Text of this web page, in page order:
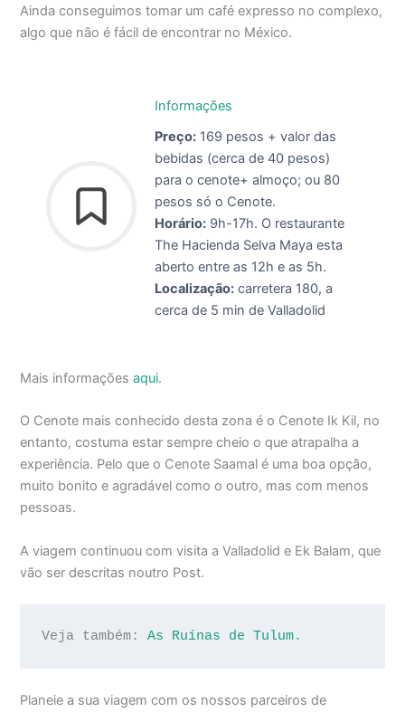
Ainda conseguimos tomar um café expresso no complexo,
algo que não é fácil de encontrar no México.
Informações
Preço: 169 pesos + valor das
bebidas (cerca de 40 pesos)
para o cenote+ almoço; ou 80
pesos só o Cenote.
Horário: 9h-17h. O restaurante
The Hacienda Selva Maya esta
aberto entre as 12h e as 5h.
Localização: carretera 180, a
cerca de 5 min de Valladolid
Mais informaçõesaqui.
O Cenote mais conhecido desta zona é o Cenote Ik Kil, no
entanto, costuma estar sempre cheio o que atrapalha a
experiência. Pelo que o Cenote Saamal é uma boa opção,
muito bonito e agradável como o outro, mas com menos
pessoas.
A viagem continuou com visita a Valladolid e Ek Balam, que
vão ser descritas noutro Post.
Veja também: As Ruínas de Tulum.
Planeie a sua viagem com os nossos parceiros de